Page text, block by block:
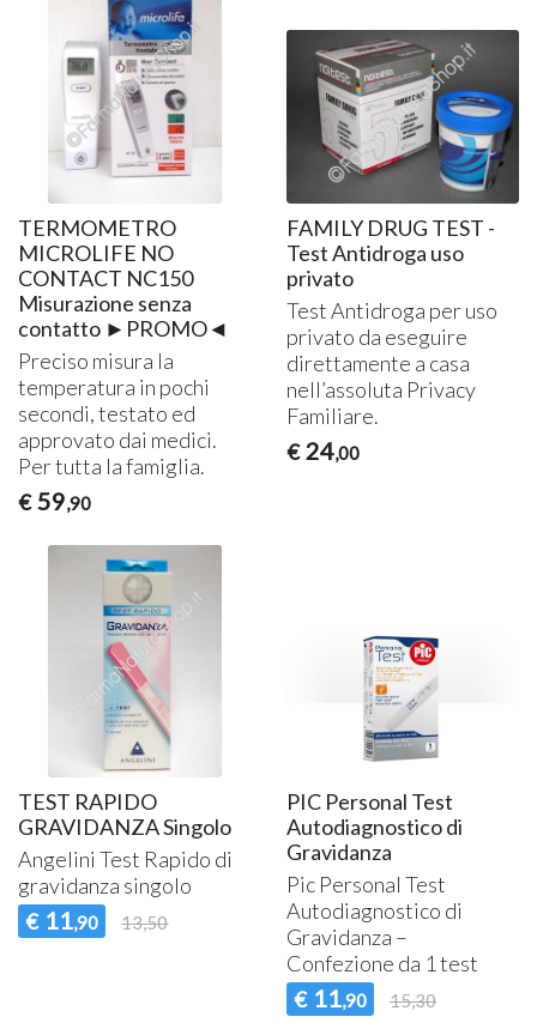
TERMOMETRO
MICROLIFE NO
CONTACT NC150
Misurazione senza
contatto ►PROMO◄
Preciso misura la
temperatura in pochi
secondi, testato ed
approvato dai medici.
Per tutta la famiglia.
€ 59,90
FAMILY DRUG TEST -
Test Antidroga uso
privato
Test Antidroga per uso
privato da eseguire
direttamente a casa
nell’assoluta Privacy
Familiare.
€ 24,00
TEST RAPIDO
GRAVIDANZA Singolo
Angelini Test Rapido di
gravidanza singolo
€ 11,90 13,50
PIC Personal Test
Autodiagnostico di
Gravidanza
Pic Personal Test
Autodiagnostico di
Gravidanza –
Confezione da 1 test
€ 11,90 15,30